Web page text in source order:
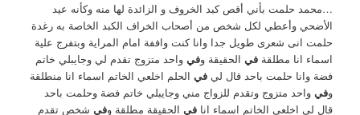
…محمد حلمت بأني أقص كبد الخروف و الزائدة لها منه وكأنه عيد
الأضحي وأعطي لكل شخص من أصحاب الخراف الكبد الخاصة به رغدة
حلمت انى شعرى طويل جدا وانا كنت واففة امام المراية وبتفرج علية
اسماء انا مطلقةفي الحقيقة وفي واحد متزوج تقدم لي وجايبلي خاتم
فضة وانا حلمت باحد قال ليفي الحلم اخلعي الخاتم اسماء انا منطلقة
وفي واحد متزوج وتقدم للزواج مني وجايبلي خاتم فضة وحلمت باحد
قال لي اخلعي الخاتم اسماء انافي الحقيقة مطلقة وفي شخص تقدم